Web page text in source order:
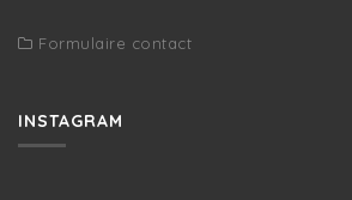
Formulaire contact
INSTAGRAM